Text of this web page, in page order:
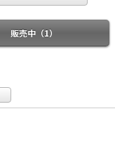
販売中（1）